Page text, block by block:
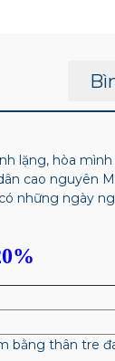
lặng, hòa
cao nguyên
những ngày
bằng thân tre